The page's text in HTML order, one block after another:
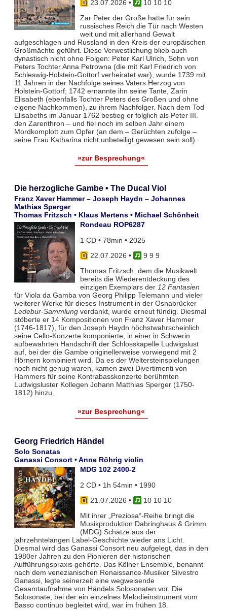
23.07.2026 •
10 10 10
Zar Peter der Große hatte für sein
russisches Reich die Tür nach Westen
weit und mit allerhand Gewalt
aufgeschlagen und Russland in den Kreis der europäischen
Großmächte geführt. Diese Verwestlichung blieb auch
dynastisch nicht ohne Folgen: Peter Karl Ulrich, Sohn von
Peters Tochter Anna Petrowna (die mit Karl Friedrich von
Schleswig-Holstein-Gottorf verheiratet war), wurde 1739 mit
11 Jahren in der Nachfolge seines Vaters Herzog von
Holstein-Gottorf; 1742 ernannte ihn seine Tante, Zarin
Elisabeth (ebenfalls Tochter Peters des Großen und ohne
eigene Nachkommen), zu ihrem Nachfolger. Nach dem Tod
Elisabeths im Januar 1762 bestieg er folglich als Peter III.
den Zarenthron – und fiel noch im selben Jahr einem
Mordkomplott zum Opfer (an dem – Gerüchten zufolge –
seine Frau Katharina nicht unbeteiligt gewesen sein soll).
»zur Besprechung«
Die herzogliche Gambe • The Ducal Viol
Franz Xaver Hammer – Joseph Haydn – Johannes
Mathias Sperger
Thomas Fritzsch • Klaus Mertens • Michael Schönheit
Rondeau ROP6287
1 CD • 78min • 2025
22.07.2026 •
9 9 9
Thomas Fritzsch, dem die Musikwelt
bereits die Wiederentdeckung des
einzigen Exemplars der 12 Fantasien
für Viola da Gamba von Georg Philipp Telemann und vieler
weiterer Werke für dieses Instrument in der Osnabrücker
Ledebur-Sammlungverdankt, wurde erneut fündig. Diesmal
stöberte er 14 Kompositionen von Franz Xaver Hammer
(1746-1817), für den Joseph Haydn höchstwahrscheinlich
seine Cello-Konzerte komponierte, in einer in Schwerin
aufbewahrten Handschrift der Schlosskapelle Ludwigslust
auf, bei der die Gambe originellerweise vorwiegend mit 2
Hörnern kombiniert wird. Da es der Weltersteinspielungen
noch nicht genug waren, kamen zwei Divertimenti von
Hammers für seine Kontrabasskonzerte berühmten
Ludwigsluster Kollegen Johann Matthias Sperger (1750-
1812) hinzu.
»zur Besprechung«
Georg Friedrich Händel
Solo Sonatas
Ganassi Consort • Anne Röhrig violin
MDG 102 2400-2
2 CD • 1h 54min • 1990
21.07.2026 •
10 10 10
Mit ihrer „Preziosa“-Reihe bringt die
Musikproduktion Dabringhaus & Grimm
(MDG) Schätze aus der
jahrzehntelangen Label-Geschichte wieder ans Licht.
Diesmal wird das Ganassi Consort neu aufgelegt, das in den
1980er Jahren zu den Pionieren der historischen
Aufführungspraxis gehörte. Das Kölner Ensemble, benannt
nach dem venezianischen Renaissance-Musiker Silvestro
Ganassi, legte seinerzeit eine wegweisende
Gesamtaufnahme von Händels Solosonaten vor. Die
Solosonate, bei der ein einzelnes Melodieinstrument vom
Basso continuo begleitet wird, war im frühen 18.